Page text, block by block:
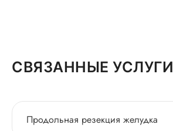
СВЯЗАННЫЕ УСЛУГИ
Продольная резекция желудка